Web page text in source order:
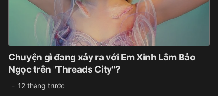
Chuyện gì đang xảy ra với Em Xinh Lâm Bảo
Ngọc trên "Threads City"?
12 tháng trước